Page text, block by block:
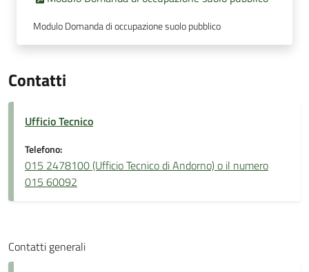
Modulo Domanda di occupazione suolo pubblico
Contatti
Ufficio Tecnico
Telefono:
015 2478100 (Ufficio Tecnico di Andorno) o il numero
015 60092
Contatti generali